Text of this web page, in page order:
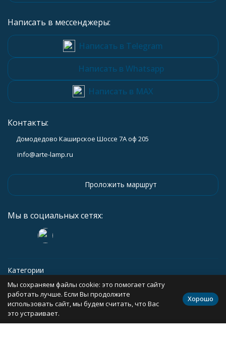
Написать в мессенджеры:
Написать в Telegram
Написать в Whatsapp
Написать в MAX
Контакты:
Домодедово Каширское Шоссе 7А оф 205
info@arte-lamp.ru
Проложить маршрут
Мы в социальных сетях:
Категории
Информация
Политика персональных данных Карта сайта
Мы сохраняем файлы cookie: это помогает сайту
работать лучше. Если Вы продолжите
использовать сайт, мы будем считать, что Вас
это устраивает.
Хорошо